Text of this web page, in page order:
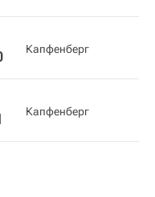
Капфенберг
Капфенберг